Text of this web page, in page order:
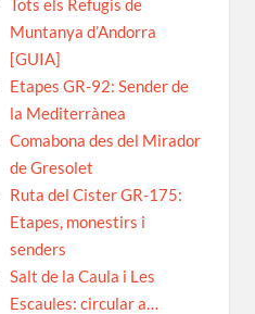
Muntanya d’Andorra
[GUIA]
Etapes GR-92: Sender de
la Mediterrànea
Comabona des del Mirador
de Gresolet
Ruta del Cister GR-175:
Etapes, monestirs i
senders
Salt de la Caula i Les
Escaules: circular a…